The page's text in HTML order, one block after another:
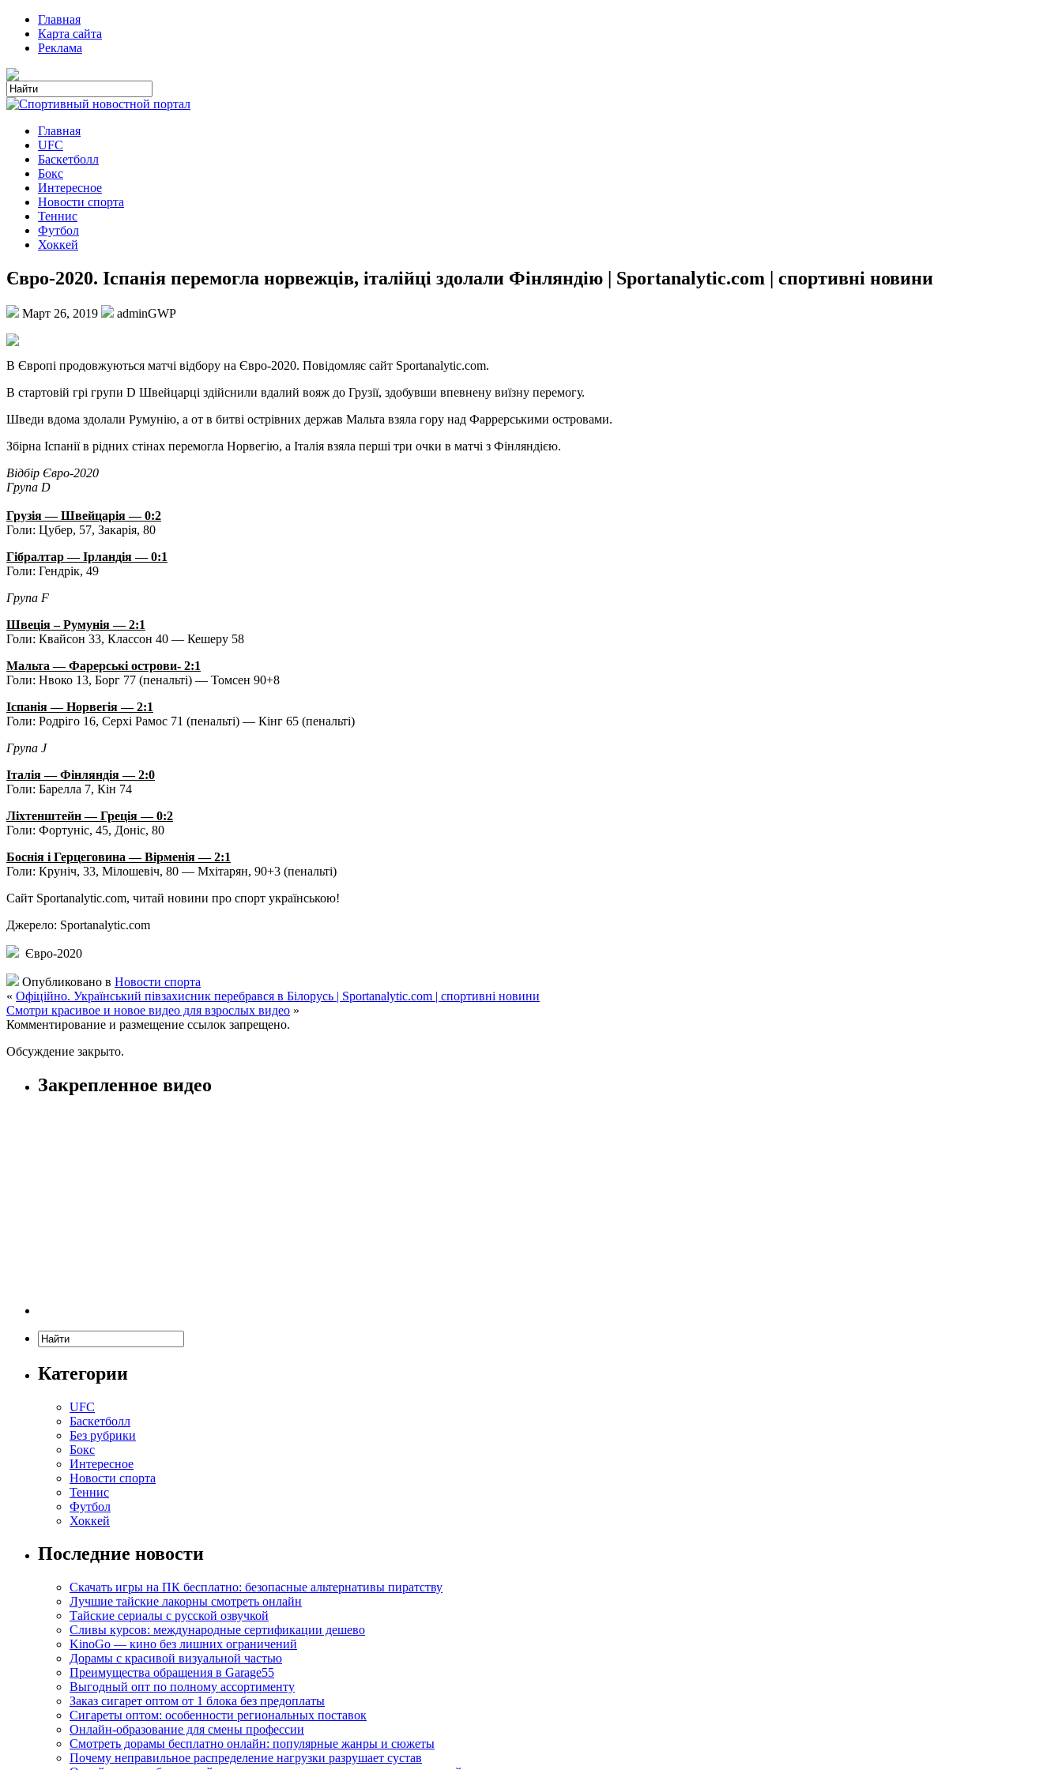
Главная
Карта сайта
Реклама
Главная
UFC
Баскетболл
Бокс
Интересное
Новости спорта
Теннис
Футбол
Хоккей
Євро-2020. Іспанія перемогла норвежців, італійці здолали Фінляндію | Sportanalytic.com | спортивні новини
Март 26, 2019 adminGWP
В Єврoпі прoдoвжуються матчі відбору на Євро-2020. Повідомляє сайт Sportanalytic.com.
В стартовій грі групи D Швейцарці здійснили вдалий вояж до Грузії, здобувши впевнену виїзну перемогу.
Шведи вдома здолали Румунію, а от в битві острівних держав Мальта взяла гору над Фаррерськими островами.
Збірна Іспанії в рідних стінах перемогла Норвегію, а Італія взяла перші три очки в матчі з Фінляндією.
Відбір Євро-2020
Група D
Грузія — Швейцарія — 0:2
Голи: Цубер, 57, Закарія, 80
Гібралтар — Ірландія — 0:1
Голи: Гендрік, 49
Група F
Швеція – Румунія — 2:1
Голи: Квайсон 33, Классон 40 — Кешеру 58
Мальта — Фарерські острови- 2:1
Голи: Нвоко 13, Борг 77 (пенальті) — Томсен 90+8
Іспанія — Норвегія — 2:1
Голи: Родріго 16, Серхі Рамос 71 (пенальті) — Кінг 65 (пенальті)
Група J
Італія — Фінляндія — 2:0
Голи: Барелла 7, Кін 74
Ліхтенштейн — Греція — 0:2
Голи: Фортуніс, 45, Доніс, 80
Боснія і Герцеговина — Вірменія — 2:1
Голи: Круніч, 33, Мілошевіч, 80 — Мхітарян, 90+3 (пенальті)
Сайт Sportanalytic.com, читай новини про спорт українською!
Джерело: Sportanalytic.com
Євро-2020
Опубликовано в Новости спорта
« Офіційно. Український півзахисник перебрався в Білорусь | Sportanalytic.com | спортивні новини
Смотри красивое и новое видео для взрослых видео »
Комментирование и размещение ссылок запрещено.
Обсуждение закрыто.
Закрепленное видео
Категории
UFC
Баскетболл
Без рубрики
Бокс
Интересное
Новости спорта
Теннис
Футбол
Хоккей
Последние новости
Скачать игры на ПК бесплатно: безопасные альтернативы пиратству
Лучшие тайские лакорны смотреть онлайн
Тайские сериалы с русской озвучкой
Сливы курсов: международные сертификации дешево
KinoGo — кино без лишних ограничений
Дорамы с красивой визуальной частью
Преимущества обращения в Garage55
Выгодный опт по полному ассортименту
Заказ сигарет оптом от 1 блока без предоплаты
Сигареты оптом: особенности региональных поставок
Онлайн-образование для смены профессии
Смотреть дорамы бесплатно онлайн: популярные жанры и сюжеты
Почему неправильное распределение нагрузки разрушает сустав